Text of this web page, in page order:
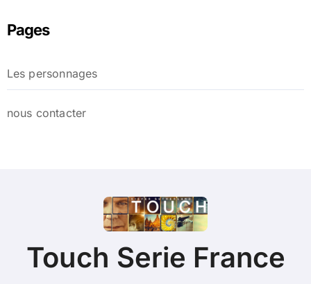
Pages
Les personnages
nous contacter
Touch Serie France